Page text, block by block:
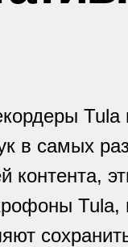
в самых
контента,
Tula,